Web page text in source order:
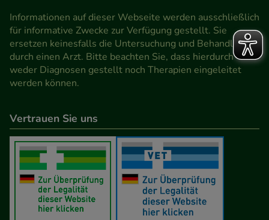
Informationen auf dieser Webseite werden ausschließlich
für informative Zwecke zur Verfügung gestellt. Sie
ersetzen keinesfalls die Untersuchung und Behandlung
durch einen Arzt. Bitte beachten Sie, dass hierdurch
weder Diagnosen gestellt noch Therapien eingeleitet
werden können.
Vertrauen Sie uns